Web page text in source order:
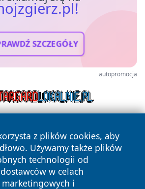
SZCZEGÓŁY
autopromocja
z plików cookies, aby
Używamy także plików
technologii od
w celach
i
Wszystkie prawa zastrzeżone.